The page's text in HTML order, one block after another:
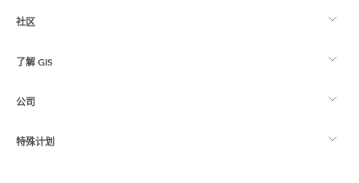
ArcGIS 概览
制图
社区
Esri 社区
ArcGIS 博客
了解 GIS
什么是 GIS？
位置智能
公司
关于 Esri
特殊计划